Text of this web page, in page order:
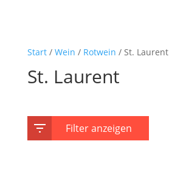
Start/ Wein / Rotwein / St. Laurent
St. Laurent
Filter anzeigen